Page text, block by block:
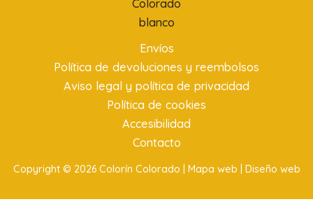
Envíos
Política de devoluciones y reembolsos
Aviso legal y política de privacidad
Política de cookies
Accesibilidad
Contacto
Copyright © 2026 Colorín Colorado | Mapa web | Diseño web